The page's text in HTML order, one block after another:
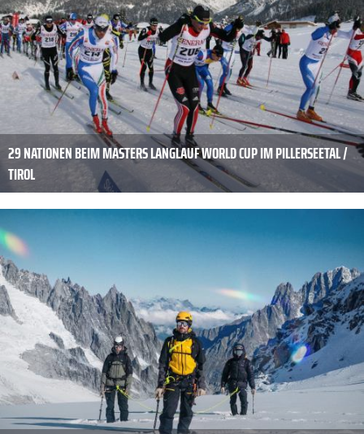
29 NATIONEN BEIM MASTERS LANGLAUF WORLD CUP IM PILLERSEETAL /
TIROL